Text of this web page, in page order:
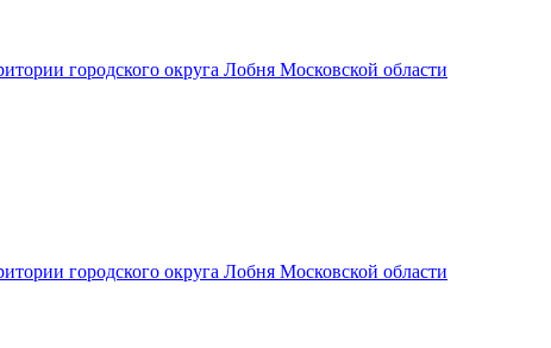
городского округа Лобня Московской области
городского округа Лобня Московской области